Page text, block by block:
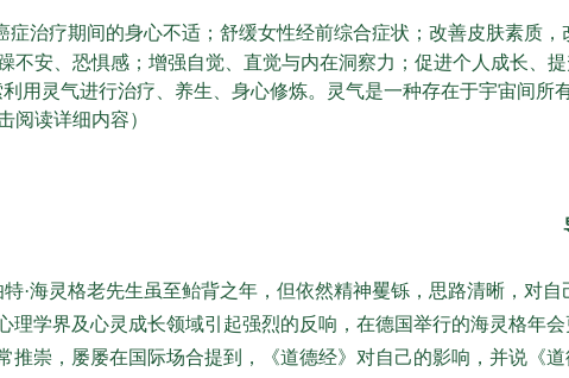
治疗期间的身心不适；舒缓女性经前综合症状；改善皮肤素质
安、恐惧感；增强自觉、直觉与内在洞察力；促进个人成长、
用灵气进行治疗、养生、身心修炼。灵气是一种存在于宇宙间所
阅读详细内容）
·海灵格老先生虽至鲐背之年，但依然精神矍铄，思路清晰，对
学界及心灵成长领域引起强烈的反响，在德国举行的海灵格年
崇，屡屡在国际场合提到，《道德经》对自己的影响，并说《